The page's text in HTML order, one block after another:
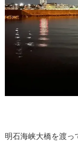
明石海峡大橋を渡っ